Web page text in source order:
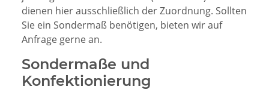
dienen hier ausschließlich der Zuordnung. Sollten
Sie ein Sondermaß benötigen, bieten wir auf
Anfrage gerne an.
Sondermaße und
Konfektionierung